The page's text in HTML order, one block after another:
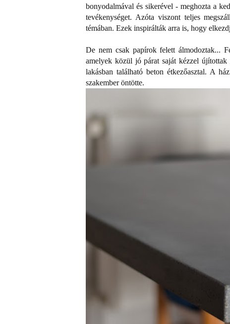
bonyodalmával és sikerével - meghozta a
tevékenységet. Azóta viszont teljes
témában. Ezek inspirálták arra is, hogy
De nem csak papírok felett álmodoztak...
amelyek közül jó párat saját kézzel
lakásban található beton étkezőasztal. A
szakember öntötte.